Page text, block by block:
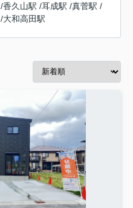
/香久山駅 /耳成駅 /真菅駅 /
/大和高田駅